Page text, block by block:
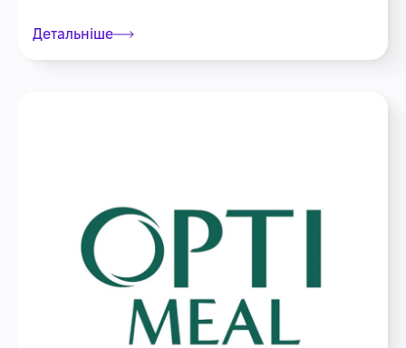
Детальніше